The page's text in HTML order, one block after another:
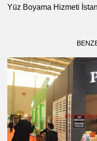
Yüz Boyama Hizmeti